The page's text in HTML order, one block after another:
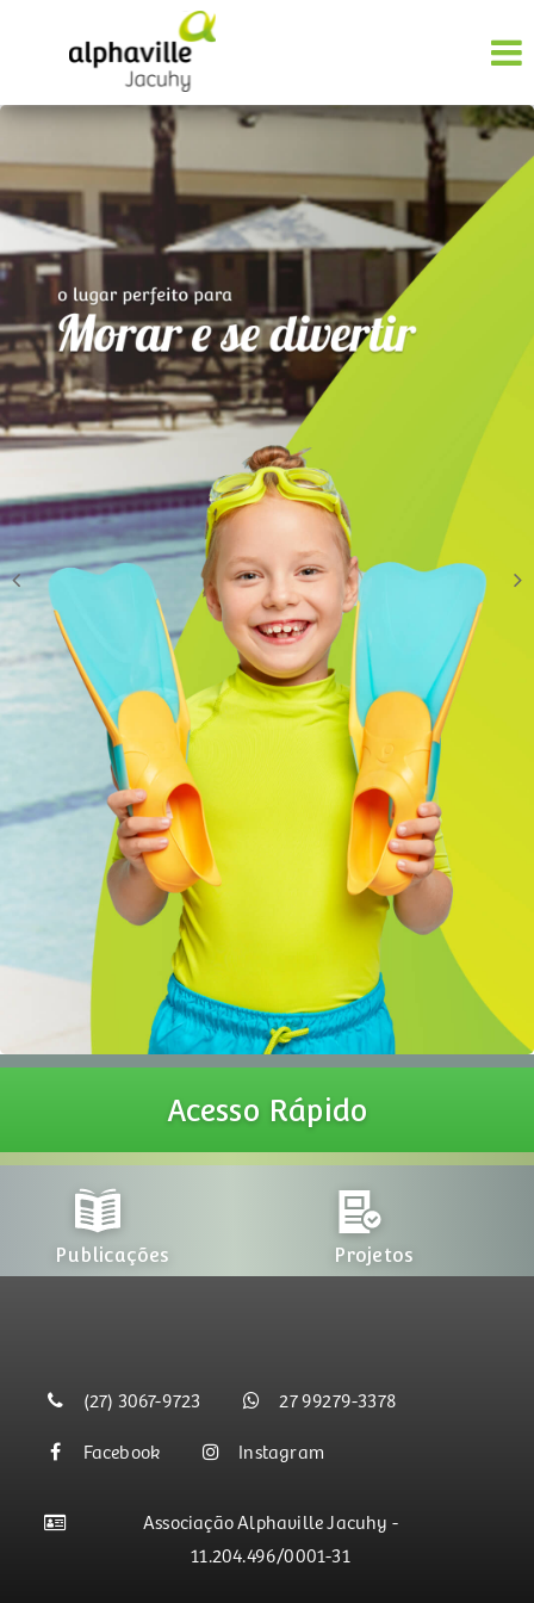
Acesso Rápido
Publicações Projetos
(27) 3067-9723 27 99279-3378
Facebook Instagram
Associação Alphaville Jacuhy -
11.204.496/0001-31